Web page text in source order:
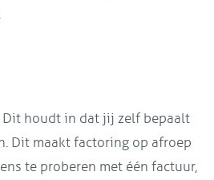
Dit houdt in dat jij zelf bepaalt
Dit maakt factoring op afroep
te proberen met één factuur,